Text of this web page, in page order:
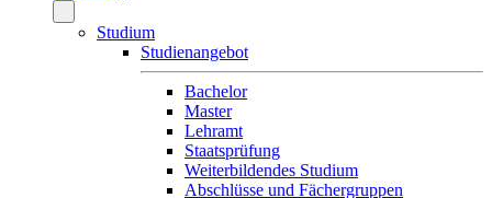
Studium
Studienangebot
Bachelor
Master
Lehramt
Staatsprüfung
Weiterbildendes Studium
Abschlüsse und Fächergruppen